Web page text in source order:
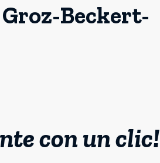
Beckert-
con un clic!